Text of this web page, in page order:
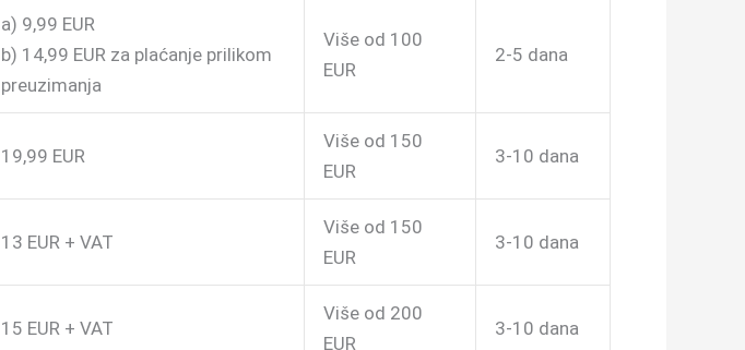
a) 9,99 EUR
b) 14,99 EUR za plaćanje prilikom
preuzimanja
Više od 100
EUR
2-5 dana
19,99 EUR
Više od 150
EUR
3-10 dana
13 EUR + VAT
Više od 150
EUR
3-10 dana
15 EUR + VAT
Više od 200
EUR
3-10 dana